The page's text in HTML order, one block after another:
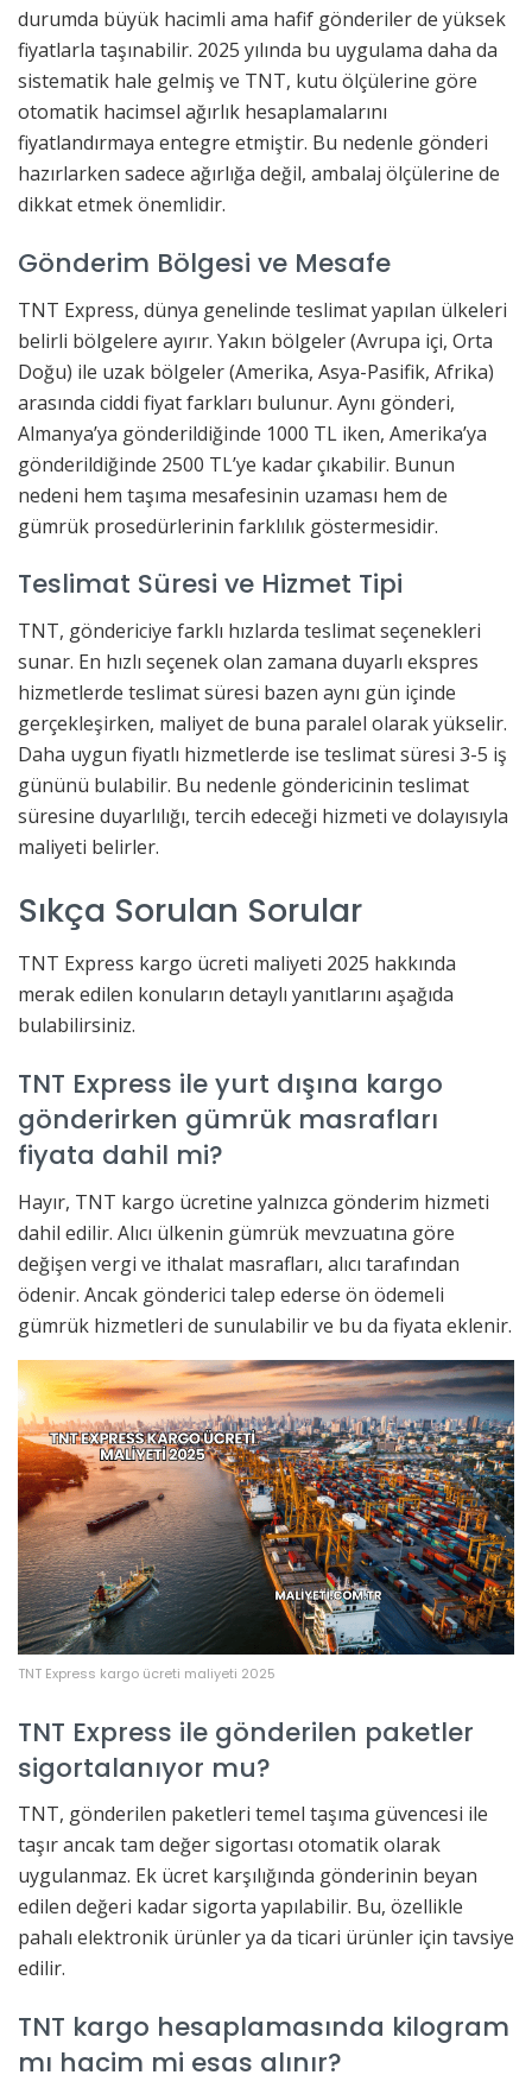
durumda büyük hacimli ama hafif gönderiler de yüksek
fiyatlarla taşınabilir. 2025 yılında bu uygulama daha da
sistematik hale gelmiş ve TNT, kutu ölçülerine göre
otomatik hacimsel ağırlık hesaplamalarını
fiyatlandırmaya entegre etmiştir. Bu nedenle gönderi
hazırlarken sadece ağırlığa değil, ambalaj ölçülerine de
dikkat etmek önemlidir.
Gönderim Bölgesi ve Mesafe
TNT Express, dünya genelinde teslimat yapılan ülkeleri
belirli bölgelere ayırır. Yakın bölgeler (Avrupa içi, Orta
Doğu) ile uzak bölgeler (Amerika, Asya-Pasifik, Afrika)
arasında ciddi fiyat farkları bulunur. Aynı gönderi,
Almanya’ya gönderildiğinde 1000 TL iken, Amerika’ya
gönderildiğinde 2500 TL’ye kadar çıkabilir. Bunun
nedeni hem taşıma mesafesinin uzaması hem de
gümrük prosedürlerinin farklılık göstermesidir.
Teslimat Süresi ve Hizmet Tipi
TNT, göndericiye farklı hızlarda teslimat seçenekleri
sunar. En hızlı seçenek olan zamana duyarlı ekspres
hizmetlerde teslimat süresi bazen aynı gün içinde
gerçekleşirken, maliyet de buna paralel olarak yükselir.
Daha uygun fiyatlı hizmetlerde ise teslimat süresi 3-5 iş
gününü bulabilir. Bu nedenle göndericinin teslimat
süresine duyarlılığı, tercih edeceği hizmeti ve dolayısıyla
maliyeti belirler.
Sıkça Sorulan Sorular
TNT Express kargo ücreti maliyeti 2025 hakkında
merak edilen konuların detaylı yanıtlarını aşağıda
bulabilirsiniz.
TNT Express ile yurt dışına kargo
gönderirken gümrük masrafları
fiyata dahil mi?
Hayır, TNT kargo ücretine yalnızca gönderim hizmeti
dahil edilir. Alıcı ülkenin gümrük mevzuatına göre
değişen vergi ve ithalat masrafları, alıcı tarafından
ödenir. Ancak gönderici talep ederse ön ödemeli
gümrük hizmetleri de sunulabilir ve bu da fiyata eklenir.
TNT Express kargo ücreti maliyeti 2025
TNT Express ile gönderilen paketler
sigortalanıyor mu?
TNT, gönderilen paketleri temel taşıma güvencesi ile
taşır ancak tam değer sigortası otomatik olarak
uygulanmaz. Ek ücret karşılığında gönderinin beyan
edilen değeri kadar sigorta yapılabilir. Bu, özellikle
pahalı elektronik ürünler ya da ticari ürünler için tavsiye
edilir.
TNT kargo hesaplamasında kilogram
mı hacim mi esas alınır?